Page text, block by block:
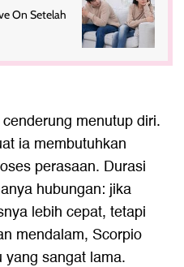
On Setelah
menutup diri.
ia membutuhkan
perasaan. Durasi
hubungan: jika
lebih cepat, tetapi
mendalam, Scorpio
sangat lama.